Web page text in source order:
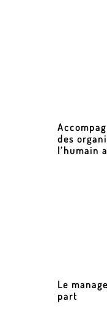
des
l’humain
Le
part